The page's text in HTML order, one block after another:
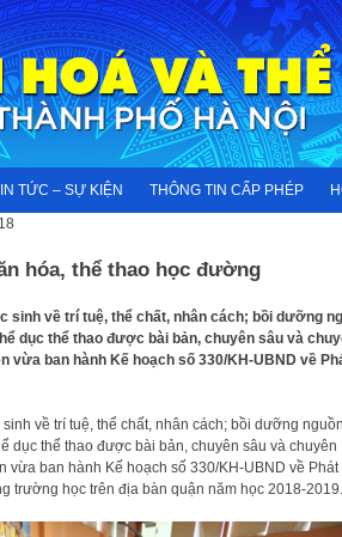
TỨC – SỰ KIỆN THÔNG TIN CẤP PHÉP
hóa, thể thao học đường
sinh về trí tuệ, thể chất, nhân cách; bồi dưỡng
dục thể thao được bài bản, chuyên sâu và
vừa ban hành Kế hoạch số 330/KH-UBND về
về trí tuệ, thể chất, nhân cách; bồi dưỡng nguồn
dục thể thao được bài bản, chuyên sâu và chuyên
vừa ban hành Kế hoạch số 330/KH-UBND về Phát
trường học trên địa bàn quận năm học 2018-2019.